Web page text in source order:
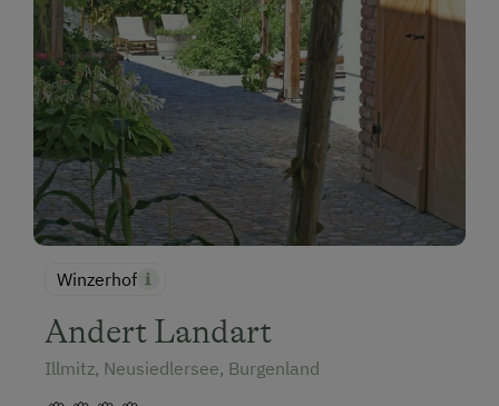
Winzerhof
Andert Landart
Illmitz, Neusiedlersee, Burgenland